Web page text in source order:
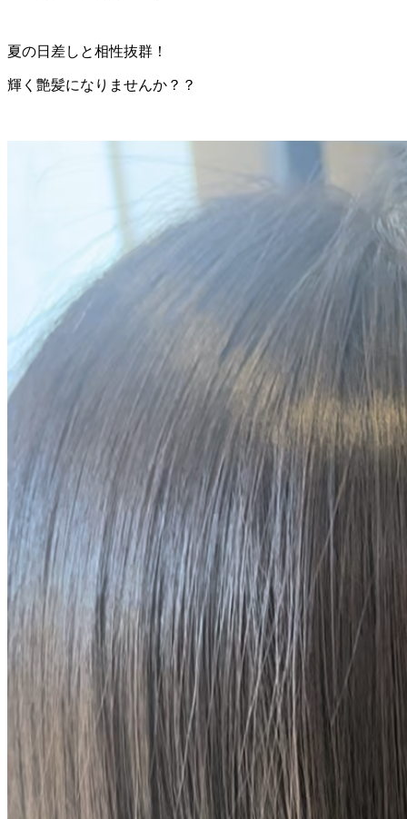
夏の日差しと相性抜群！
輝く艶髪になりませんか？？